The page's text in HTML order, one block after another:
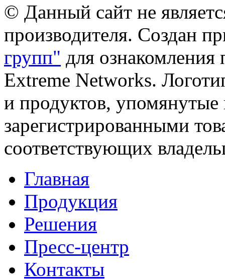
© Данный сайт не
производителя. Создан
групп" для ознакомления
Extreme Networks.
и продуктов, упомянутые
зарегистрированными
соответствующих
Главная
Продукция
Решения
Пресс-центр
Контакты